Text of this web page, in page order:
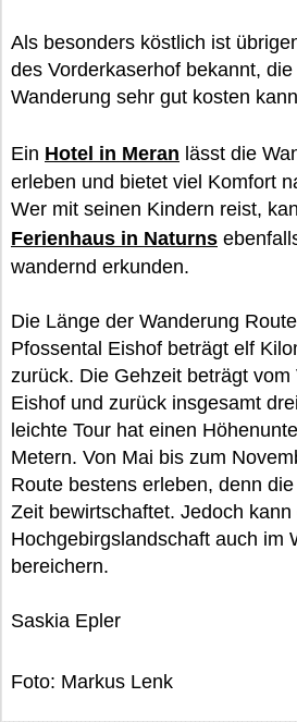
Als besonders köstlich ist
des Vorderkaserhof bekannt,
Wanderung sehr gut kosten
Ein Hotel in Meran lässt die
erleben und bietet viel Komfort
Wer mit seinen Kindern reist,
Ferienhaus in Naturns
wandernd erkunden.
Die Länge der Wanderung
Pfossental Eishof beträgt elf
zurück. Die Gehzeit beträgt vom
Eishof und zurück insgesamt
leichte Tour hat einen
Metern. Von Mai bis zum
Route bestens erleben, denn
Zeit bewirtschaftet. Jedoch kann
Hochgebirgslandschaft auch im
bereichern.
Saskia Epler
Foto: Markus Lenk